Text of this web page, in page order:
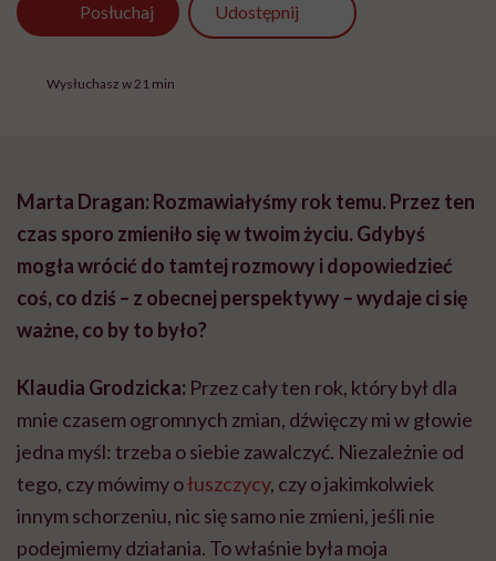
Posłuchaj Udostępnij
Wysłuchasz w 21 min
Marta Dragan: Rozmawiałyśmy rok temu. Przez ten
czas sporo zmieniło się w twoim życiu. Gdybyś
mogła wrócić do tamtej rozmowy i dopowiedzieć
coś, co dziś – z obecnej perspektywy – wydaje ci się
ważne, co by to było?
Klaudia Grodzicka: Przez cały ten rok, który był dla
mnie czasem ogromnych zmian, dźwięczy mi w głowie
jedna myśl: trzeba o siebie zawalczyć. Niezależnie od
tego, czy mówimy ołuszczycy, czy o jakimkolwiek
innym schorzeniu, nic się samo nie zmieni, jeśli nie
podejmiemy działania. To właśnie była moja